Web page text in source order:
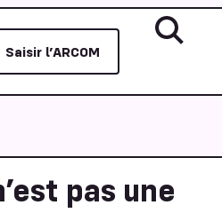
Saisir l’ARCOM
pas une